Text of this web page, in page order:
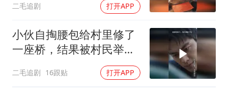
二毛追剧 打开APP
小伙自掏腰包给村里修了
一座桥，结果被村民举报
二毛追剧 16跟贴 打开APP